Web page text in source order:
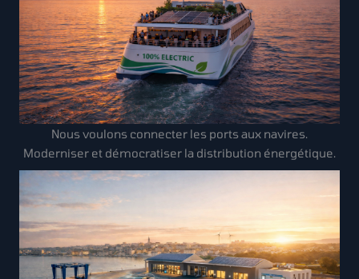
Nous voulons connecter les ports aux navires.
Moderniser et démocratiser la distribution énergétique.